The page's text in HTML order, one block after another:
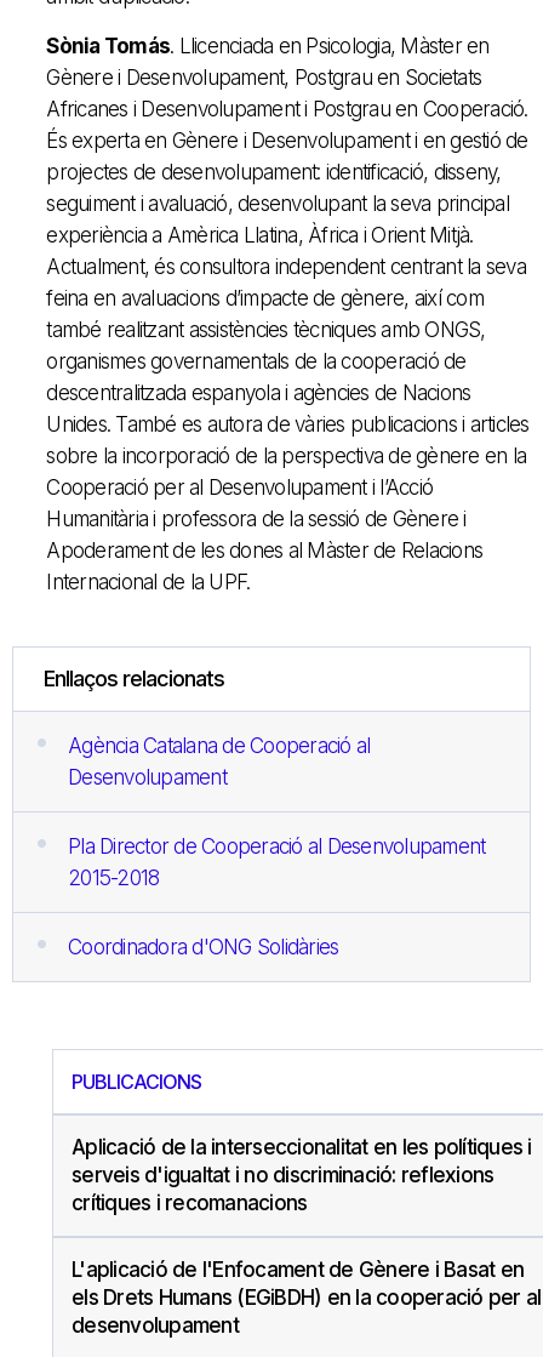
Sònia Tomás. Llicenciada en Psicologia, Màster en
Gènere i Desenvolupament, Postgrau en Societats
Africanes i Desenvolupament i Postgrau en Cooperació.
És experta en Gènere i Desenvolupament i en gestió de
projectes de desenvolupament: identificació, disseny,
seguiment i avaluació, desenvolupant la seva principal
experiència a Amèrica Llatina, Àfrica i Orient Mitjà.
Actualment, és consultora independent centrant la seva
feina en avaluacions d’impacte de gènere, així com
també realitzant assistències tècniques amb ONGS,
organismes governamentals de la cooperació de
descentralitzada espanyola i agències de Nacions
Unides. També es autora de vàries publicacions i articles
sobre la incorporació de la perspectiva de gènere en la
Cooperació per al Desenvolupament i l’Acció
Humanitària i professora de la sessió de Gènere i
Apoderament de les dones al Màster de Relacions
Internacional de la UPF.
Enllaços relacionats
Agència Catalana de Cooperació al
Desenvolupament
Pla Director de Cooperació al Desenvolupament
2015-2018
Coordinadora d'ONG Solidàries
PUBLICACIONS
Aplicació de la interseccionalitat en les polítiques i
serveis d'igualtat i no discriminació: reflexions
crítiques i recomanacions
L'aplicació de l'Enfocament de Gènere i Basat en
els Drets Humans (EGiBDH) en la cooperació per al
desenvolupament